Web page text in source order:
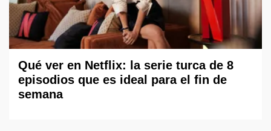
Qué ver en Netflix: la serie turca de 8
episodios que es ideal para el fin de
semana